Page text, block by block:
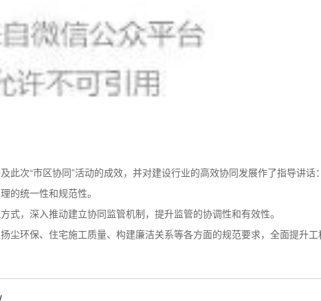
次“市区协同”活动的成效，并对建设行业的高效协同发展作了指导讲话：
的统一性和规范性。
，深入推动建立协同监管机制，提升监管的协调性和有效性。
环保、住宅施工质量、构建廉洁关系等各方面的规范要求，全面提升工